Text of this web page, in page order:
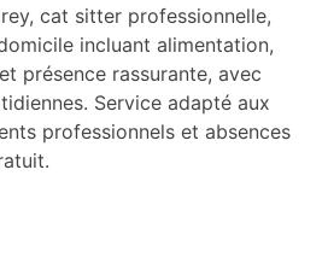
cat sitter professionnelle,
incluant alimentation,
présence rassurante, avec
Service adapté aux
professionnels et absences